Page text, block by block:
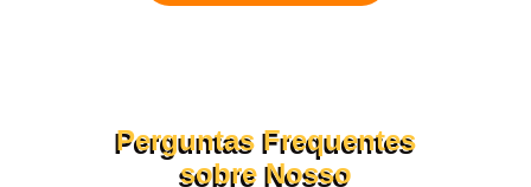
Perguntas Frequentes
sobre Nosso